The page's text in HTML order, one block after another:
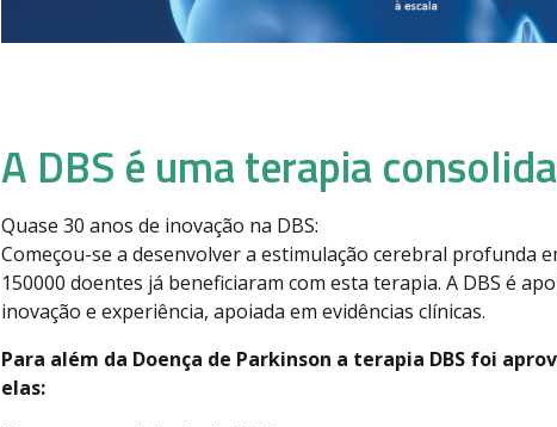
A DBS é uma terapia
Quase 30 anos de inovação na DBS:
Começou-se a desenvolver a estimulação cerebral profunda
150000 doentes já beneficiaram com esta terapia. A DBS é
inovação e experiência, apoiada em evidências clínicas.
Para além da Doença de Parkinson a terapia DBS foi
elas: